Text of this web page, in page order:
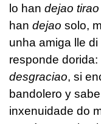
lo han dejao tirao
han dejao solo,
unha amiga lle
responde
desgraciao, si
bandolero y
inxenuidade do